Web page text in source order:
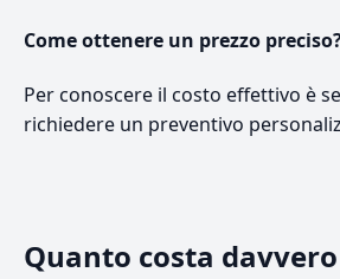
Come ottenere un prezzo
Per conoscere il costo effettivo è
richiedere un preventivo
Quanto costa